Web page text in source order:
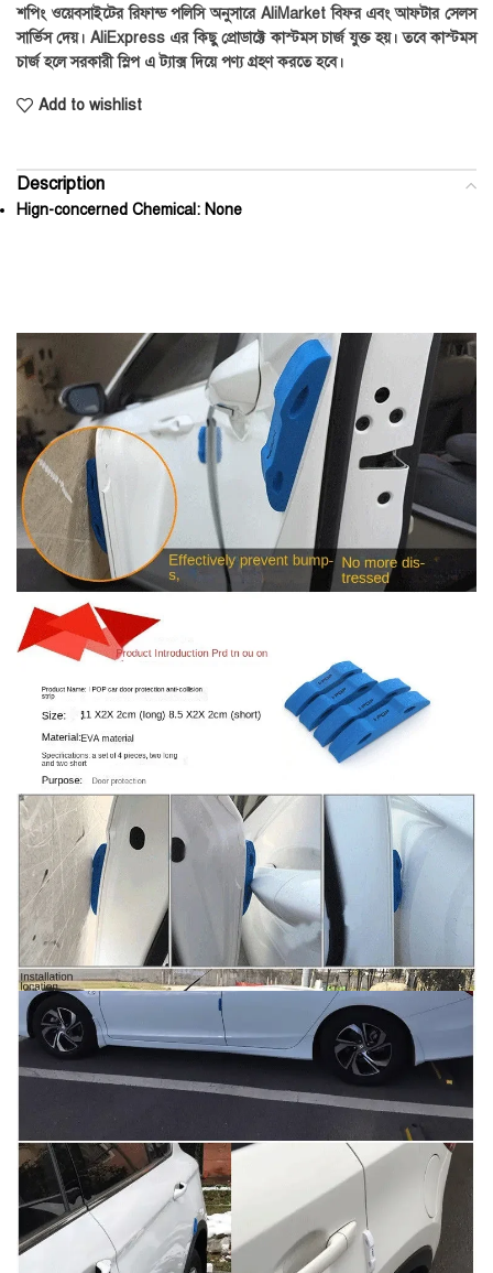
শপিং ওয়েবসাইটের রিফান্ড পলিসি অনুসারে AliMarket বিফর এবং আফটার সেলস
সার্ভিস দেয়। AliExpress এর কিছু প্রোডাক্টে কাস্টমস চার্জ যুক্ত হয়। তবে কাস্টমস
চার্জ হলে সরকারী স্লিপ এ ট্যাক্স দিয়ে পণ্য গ্রহণ করতে হবে।
Add to wishlist
Description
Hign-concerned Chemical: None